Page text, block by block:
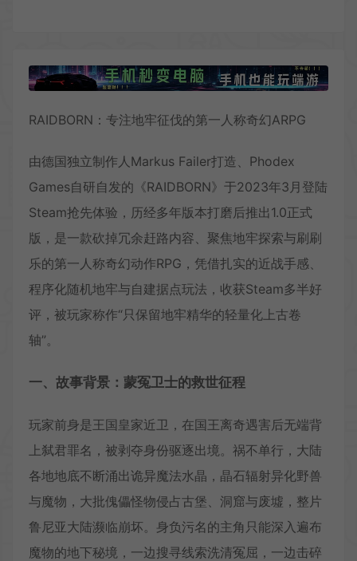
RAIDBORN：专注地牢征伐的第一人称奇幻ARPG
由德国独立制作人Markus Failer打造、Phodex
Games自研自发的《RAIDBORN》于2023年3月登陆
Steam抢先体验，历经多年版本打磨后推出1.0正式
版，是一款砍掉冗余赶路内容、聚焦地牢探索与刷刷
乐的第一人称奇幻动作RPG，凭借扎实的近战手感、
程序化随机地牢与自建据点玩法，收获Steam多半好
评，被玩家称作“只保留地牢精华的轻量化上古卷
轴”。
一、故事背景：蒙冤卫士的救世征程
玩家前身是王国皇家近卫，在国王离奇遇害后无端背
上弑君罪名，被剥夺身份驱逐出境。祸不单行，大陆
各地地底不断涌出诡异魔法水晶，晶石辐射异化野兽
与魔物，大批傀儡怪物侵占古堡、洞窟与废墟，整片
鲁尼亚大陆濒临崩坏。身负污名的主角只能深入遍布
魔物的地下秘境，一边搜寻线索洗清冤屈，一边击碎